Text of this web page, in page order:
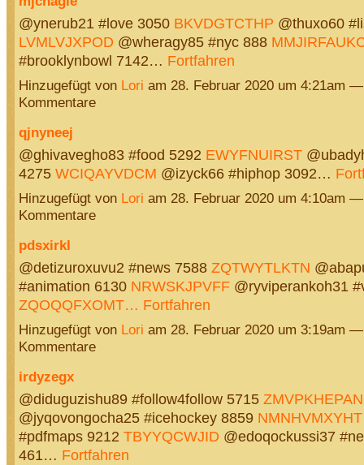
@ynerub21 #love 3050 BKVDGTCTHP @thuxo60
LVMLVJXPOD @wheragy85 #nyc 888
#brooklynbowl 7142… Fortfahren
Hinzugefügt von Lori am 28. Februar 2020 um 4:21am
Kommentare
qjnyneej
@ghivavegho83 #food 5292 EWYFNUIRST
4275 WCIQAYVDCM @izyck66 #hiphop 3092…
Hinzugefügt von Lori am 28. Februar 2020 um 4:10am
Kommentare
pdsxirkl
@detizuroxuvu2 #news 7588 ZQTWYTLKTN
#animation 6130 NRWSKJPVFF@ryviperankoh31
ZQOQQFXOMT… Fortfahren
Hinzugefügt von Lori am 28. Februar 2020 um 3:19am
Kommentare
irdyzegx
@diduguzishu89 #follow4follow 5715 ZMVPKHEPAN
@jyqovongocha25 #icehockey 8859 NMNHVMXYHT
#pdfmaps 9212 TBYYQCWJID @edoqockussi37
461… Fortfahren